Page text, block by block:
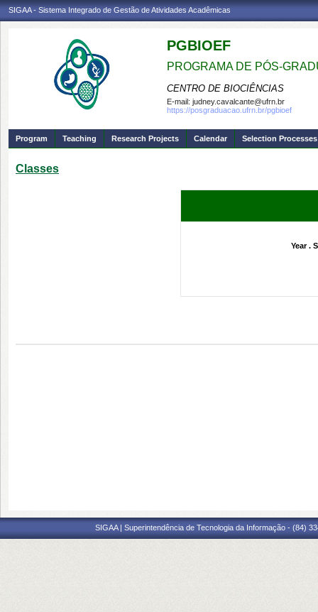
SIGAA - Sistema Integrado de Gestão de Atividades Acadêmicas
PGBIOEF
PROGRAMA DE PÓS-
CENTRO DE BIOCIÊNCIAS
E-mail: judney.cavalcante@ufrn.br
https://posgraduacao.ufrn.br/pgbioef
Program Teaching Research Projects Calendar Selection Processes
Classes
Year .
SIGAA | Superintendência de Tecnologia da Informação - (84)